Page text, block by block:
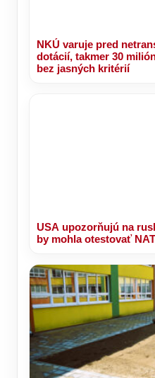
NKÚ varuje pred
dotácií, takmer 30
bez jasných kritérií
USA upozorňujú na
by mohla otestovať